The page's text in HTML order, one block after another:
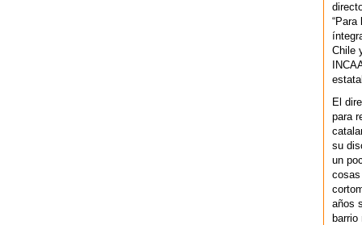
“Para
Chile
El
para
su
un
cosas
años